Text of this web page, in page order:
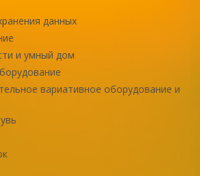
данных
и умный дом
вариативное оборудование и